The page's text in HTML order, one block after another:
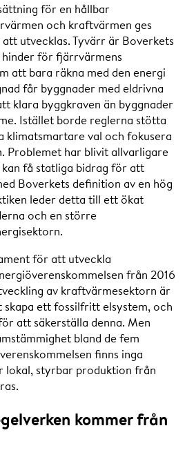
för en hållbar
och kraftvärmen ges
utvecklas. Tyvärr är Boverkets
för fjärrvärmens
att bara räkna med den energi
får byggnader med eldrivna
klara byggkraven än byggnader
Istället borde reglerna stötta
klimatsmartare val och fokusera
Problemet har blivit allvarligare
kan få statliga bidrag för att
Boverkets definition av en hög
leder detta till ett ökat
och en större
för att utveckla
från 2016
av kraftvärmesektorn är
ett fossilfritt elsystem, och
att säkerställa denna. Men
bland de fem
finns inga
lokal, styrbar produktion från
kommer från